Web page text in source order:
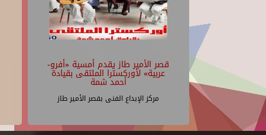
قصر الأمير طاز يقدم أمسية «أفرو-
عربية» لأوركسترا الملتقى بقيادة
أحمد شمة
مركز الإبداع الفنى بقصر الأمير طاز